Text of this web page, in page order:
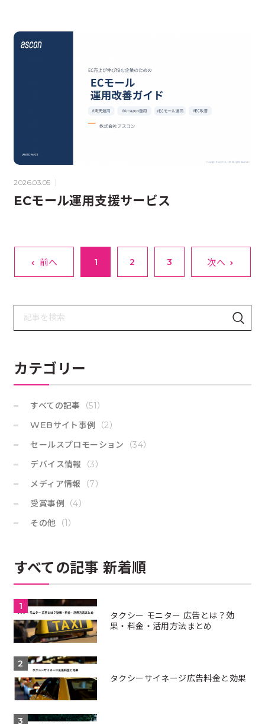
2026.03.05
ECモール運用支援サービス
前へ 1 2 3 次へ
索
カテゴリー
すべての記事
（51）
WEBサイト事例 （2）
セールスプロモーション
（34）
デバイス情報
（3）
メディア情報
（7）
受賞事例 （4）
その他 （1）
すべての記事 新着順
タクシー モニター 広告とは？効
果・料金・活用方法まとめ
タクシーサイネージ広告料金と効果